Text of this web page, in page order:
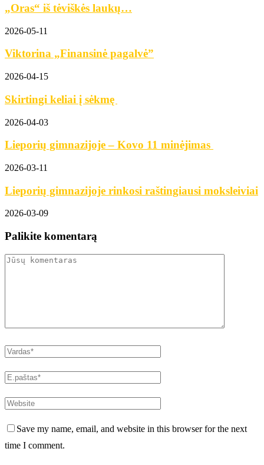
„Oras“ iš tėviškės laukų…
2026-05-11
Viktorina „Finansinė pagalvė”
2026-04-15
Skirtingi keliai į sėkmę
2026-04-03
Lieporių gimnazijoje – Kovo 11 minėjimas
2026-03-11
Lieporių gimnazijoje rinkosi raštingiausi moksleiviai
2026-03-09
Palikite komentarą
Save my name, email, and website in this browser for the next
time I comment.